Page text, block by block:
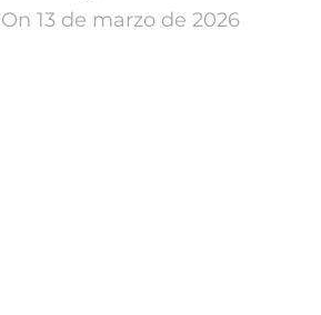
On 13 de marzo de 2026